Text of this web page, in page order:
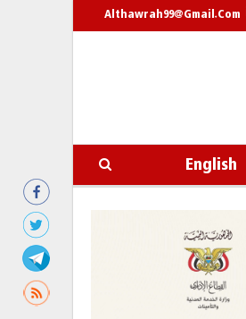
Althawrah99@gmail.com
English